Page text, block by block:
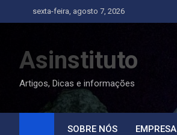
to
sexta-feira, agosto 7, 2026
Asinstituto
Artigos, Dicas e informações
SOBRE NÓS EMPRESA